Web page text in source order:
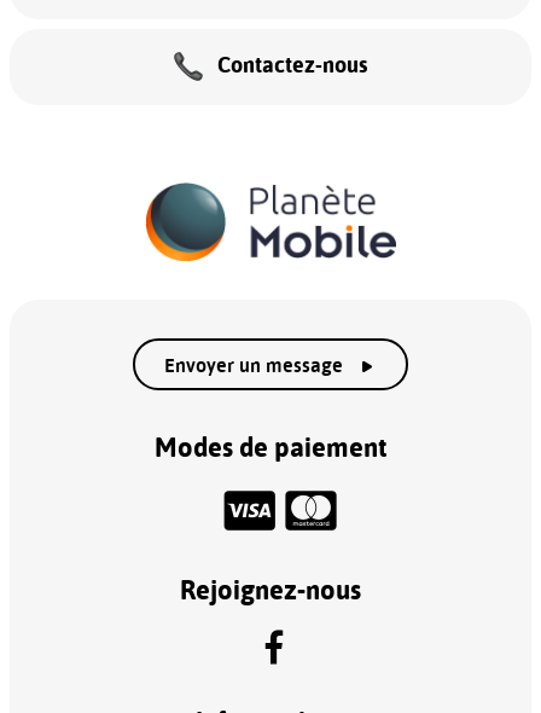
Contactez-nous
Envoyer un message
Modes de paiement
Rejoignez-nous